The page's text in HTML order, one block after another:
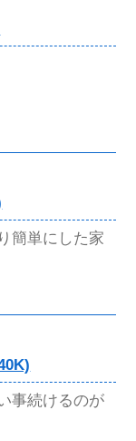
簡単にした家
事続けるのが